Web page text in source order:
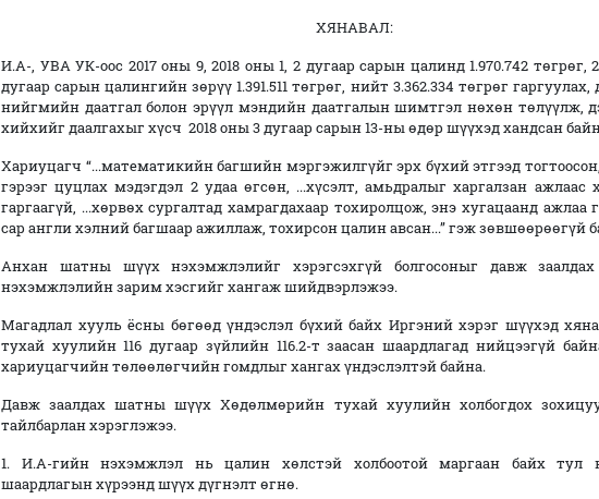
ХЯНАВАЛ:
И.А-, УВА УК-оос 2017 оны 9, 2018 оны 1, 2 дугаар сарын цалинд 1.970.742 төгрөг,
дугаар сарын цалингийн зөрүү 1.391.511 төгрөг, нийт 3.362.334 төгрөг гаргуулах,
нийгмийн даатгал болон эрүүл мэндийн даатгалын шимтгэл нөхөн төлүүлж,
хийхийг даалгахыг хүсч 2018 оны 3 дугаар сарын 13-ны өдөр шүүхэд хандсан
Хариуцагч “...математикийн багшийн мэргэжилгүйг эрх бүхий этгээд
гэрээг цуцлах мэдэгдэл 2 удаа өгсөн, ...хүсэлт, амьдралыг харгалзан ажлаас
гаргаагүй, ...хөрвөх сургалтад хамрагдахаар тохиролцож, энэ хугацаанд ажлаа
сар англи хэлний багшаар ажиллаж, тохирсон цалин авсан...” гэж зөвшөөрөөгүй
Анхан шатны шүүх нэхэмжлэлийг хэрэгсэхгүй болгосоныг давж
нэхэмжлэлийн зарим хэсгийг хангаж шийдвэрлэжээ.
Магадлал хууль ёсны бөгөөд үндэслэл бүхий байх Иргэний хэрэг шүүхэд
тухай хуулийн 116 дугаар зүйлийн 116.2-т заасан шаардлагад нийцээгүй
хариуцагчийн төлөөлөгчийн гомдлыг хангах үндэслэлтэй байна.
Давж заалдах шатны шүүх Хөдөлмөрийн тухай хуулийн холбогдох
тайлбарлан хэрэглэжээ.
1. И.А-гийн нэхэмжлэл нь цалин хөлстэй холбоотой маргаан байх тул
шаардлагын хүрээнд шүүх дүгнэлт өгнө.